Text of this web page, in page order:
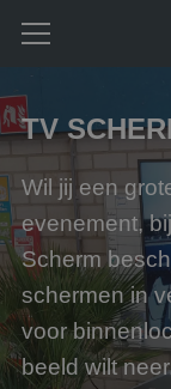
TV
Wil jij een
evenement,
Scherm
schermen in
voor
beeld wilt